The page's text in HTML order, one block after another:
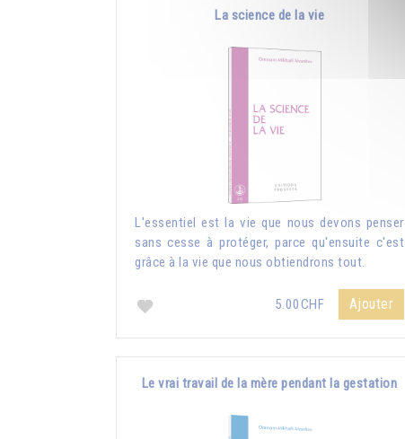
La science de la vie
L'essentiel est la vie que nous devons penser
sans cesse à protéger, parce qu'ensuite c'est
grâce à la vie que nous obtiendrons tout.
5.00CHF Ajouter
Le vrai travail de la mère pendant la gestation